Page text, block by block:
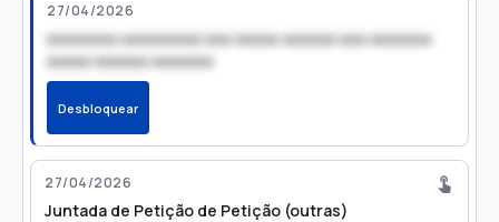
27/04/2026
xxxxxxxx xxxxxxxxx xxx xxxxx xxxxxx xxx xxxxxxx
xxxxx xxxxxx xxxxxxx
Desbloquear
27/04/2026
Juntada de Petição de Petição (outras)